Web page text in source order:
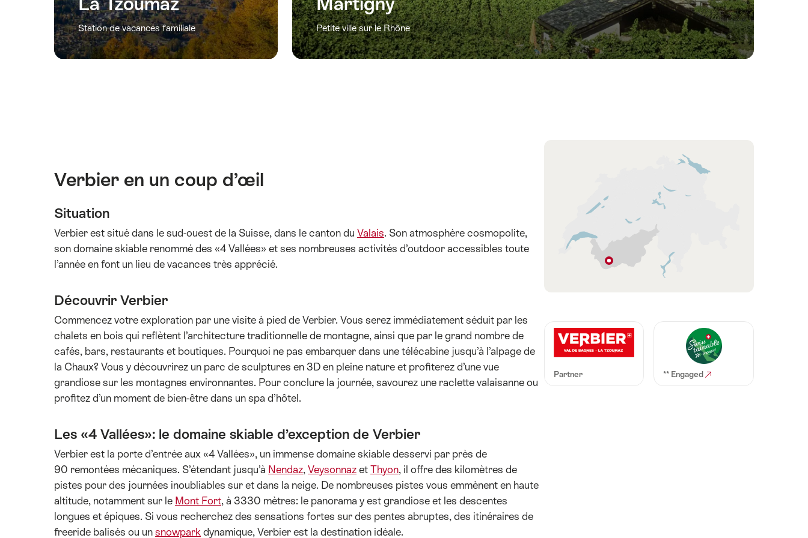
Station de vacances familiale Petite ville sur le Rhône
Verbier en un coup d’œil
Situation
Verbier est situé dans le sud-ouest de la Suisse, dans le canton du Valais. Son atmosphère cosmopolite,
son domaine skiable renommé des «4 Vallées» et ses nombreuses activités d’outdoor accessibles toute
l’année en font un lieu de vacances très apprécié.
Découvrir Verbier
Commencez votre exploration par une visite à pied de Verbier. Vous serez immédiatement séduit par les
chalets en bois qui reflètent l’architecture traditionnelle de montagne, ainsi que par le grand nombre de
cafés, bars, restaurants et boutiques. Pourquoi ne pas embarquer dans une télécabine jusqu’à l’alpage de
la Chaux? Vous y découvrirez un parc de sculptures en 3D en pleine nature et profiterez d’une vue
grandiose sur les montagnes environnantes. Pour conclure la journée, savourez une raclette valaisanne ou
profitez d’un moment de bien-être dans un spa d’hôtel.
Les «4 Vallées»: le domaine skiable d’exception de Verbier
Verbier est la porte d’entrée aux «4 Vallées», un immense domaine skiable desservi par près de
90 remontées mécaniques. S’étendant jusqu’à Nendaz, Veysonnaz et Thyon, il offre des kilomètres de
pistes pour des journées inoubliables sur et dans la neige. De nombreuses pistes vous emmènent en haute
altitude, notamment sur le Mont Fort, à 3330 mètres: le panorama y est grandiose et les descentes
longues et épiques. Si vous recherchez des sensations fortes sur des pentes abruptes, des itinéraires de
freeride balisés ou un snowpark dynamique, Verbier est la destination idéale.
Verbier
Partner ** Engaged